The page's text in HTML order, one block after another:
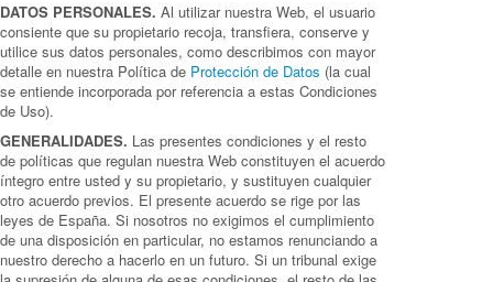
DATOS PERSONALES. Al utilizar nuestra Web, el usuario
consiente que su propietario recoja, transfiera, conserve y
utilice sus datos personales, como describimos con mayor
detalle en nuestra Política de Protección de Datos (la cual
se entiende incorporada por referencia a estas Condiciones
de Uso).
GENERALIDADES. Las presentes condiciones y el resto
de políticas que regulan nuestra Web constituyen el acuerdo
íntegro entre usted y su propietario, y sustituyen cualquier
otro acuerdo previos. El presente acuerdo se rige por las
leyes de España. Si nosotros no exigimos el cumplimiento
de una disposición en particular, no estamos renunciando a
nuestro derecho a hacerlo en un futuro. Si un tribunal exige